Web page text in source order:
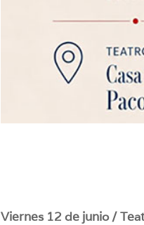
Viernes 12 de junio /